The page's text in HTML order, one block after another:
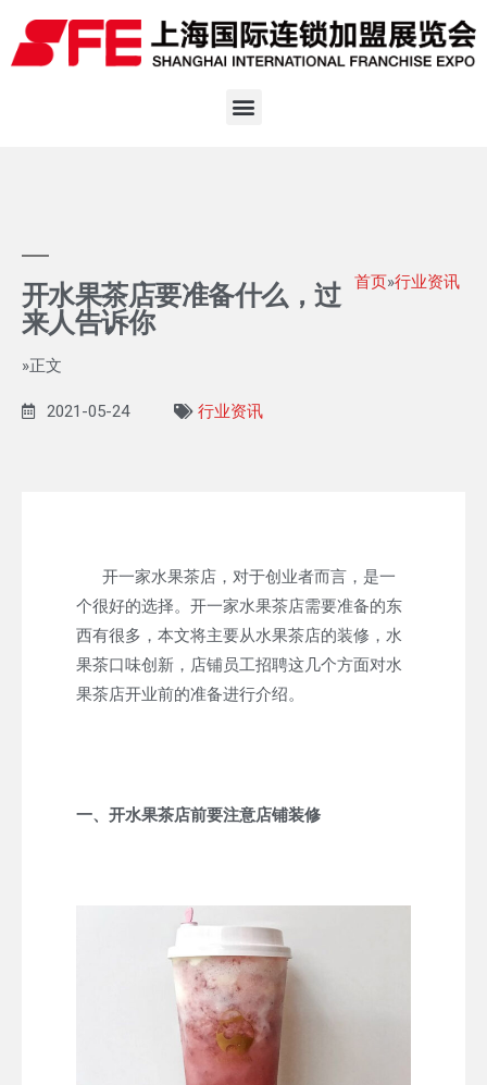
开水果茶店要准备什么，过
来人告诉你
首页»行业资讯
»正文
2021-05-24 行业资讯
开一家水果茶店，对于创业者而言，是一
个很好的选择。开一家水果茶店需要准备的东
西有很多，本文将主要从水果茶店的装修，水
果茶口味创新，店铺员工招聘这几个方面对水
果茶店开业前的准备进行介绍。
一、开水果茶店前要注意店铺装修